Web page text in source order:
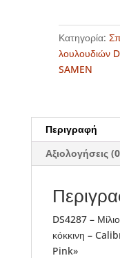
-
Calibrachoa
x
Pink»
ποσότητα
Κατηγορία:
λουλουδιών
SAMEN
Περιγραφή
Αξιολογήσεις
DS4287 –
κόκκινη –
Pink»